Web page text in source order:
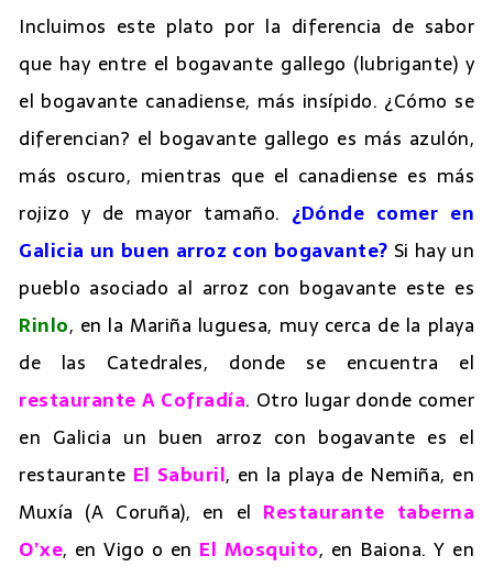
Incluimos este plato por la diferencia de sabor
que hay entre el bogavante gallego (lubrigante) y
el bogavante canadiense, más insípido. ¿Cómo se
diferencian? el bogavante gallego es más azulón,
más oscuro, mientras que el canadiense es más
rojizo y de mayor tamaño. ¿Dónde comer en
Galicia un buen arroz con bogavante? Si hay un
pueblo asociado al arroz con bogavante este es
Rinlo, en la Mariña luguesa, muy cerca de la playa
de las Catedrales, donde se encuentra el
restaurante A Cofradía. Otro lugar donde comer
en Galicia un buen arroz con bogavante es el
restaurante El Saburil, en la playa de Nemiña, en
Muxía (A Coruña), en el Restaurante taberna
O’xe, en Vigo o en El Mosquito, en Baiona. Y en